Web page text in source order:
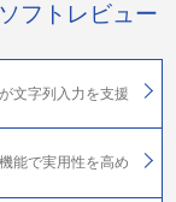
フトレビュー
文字列入力を支援
能で実用性を高め